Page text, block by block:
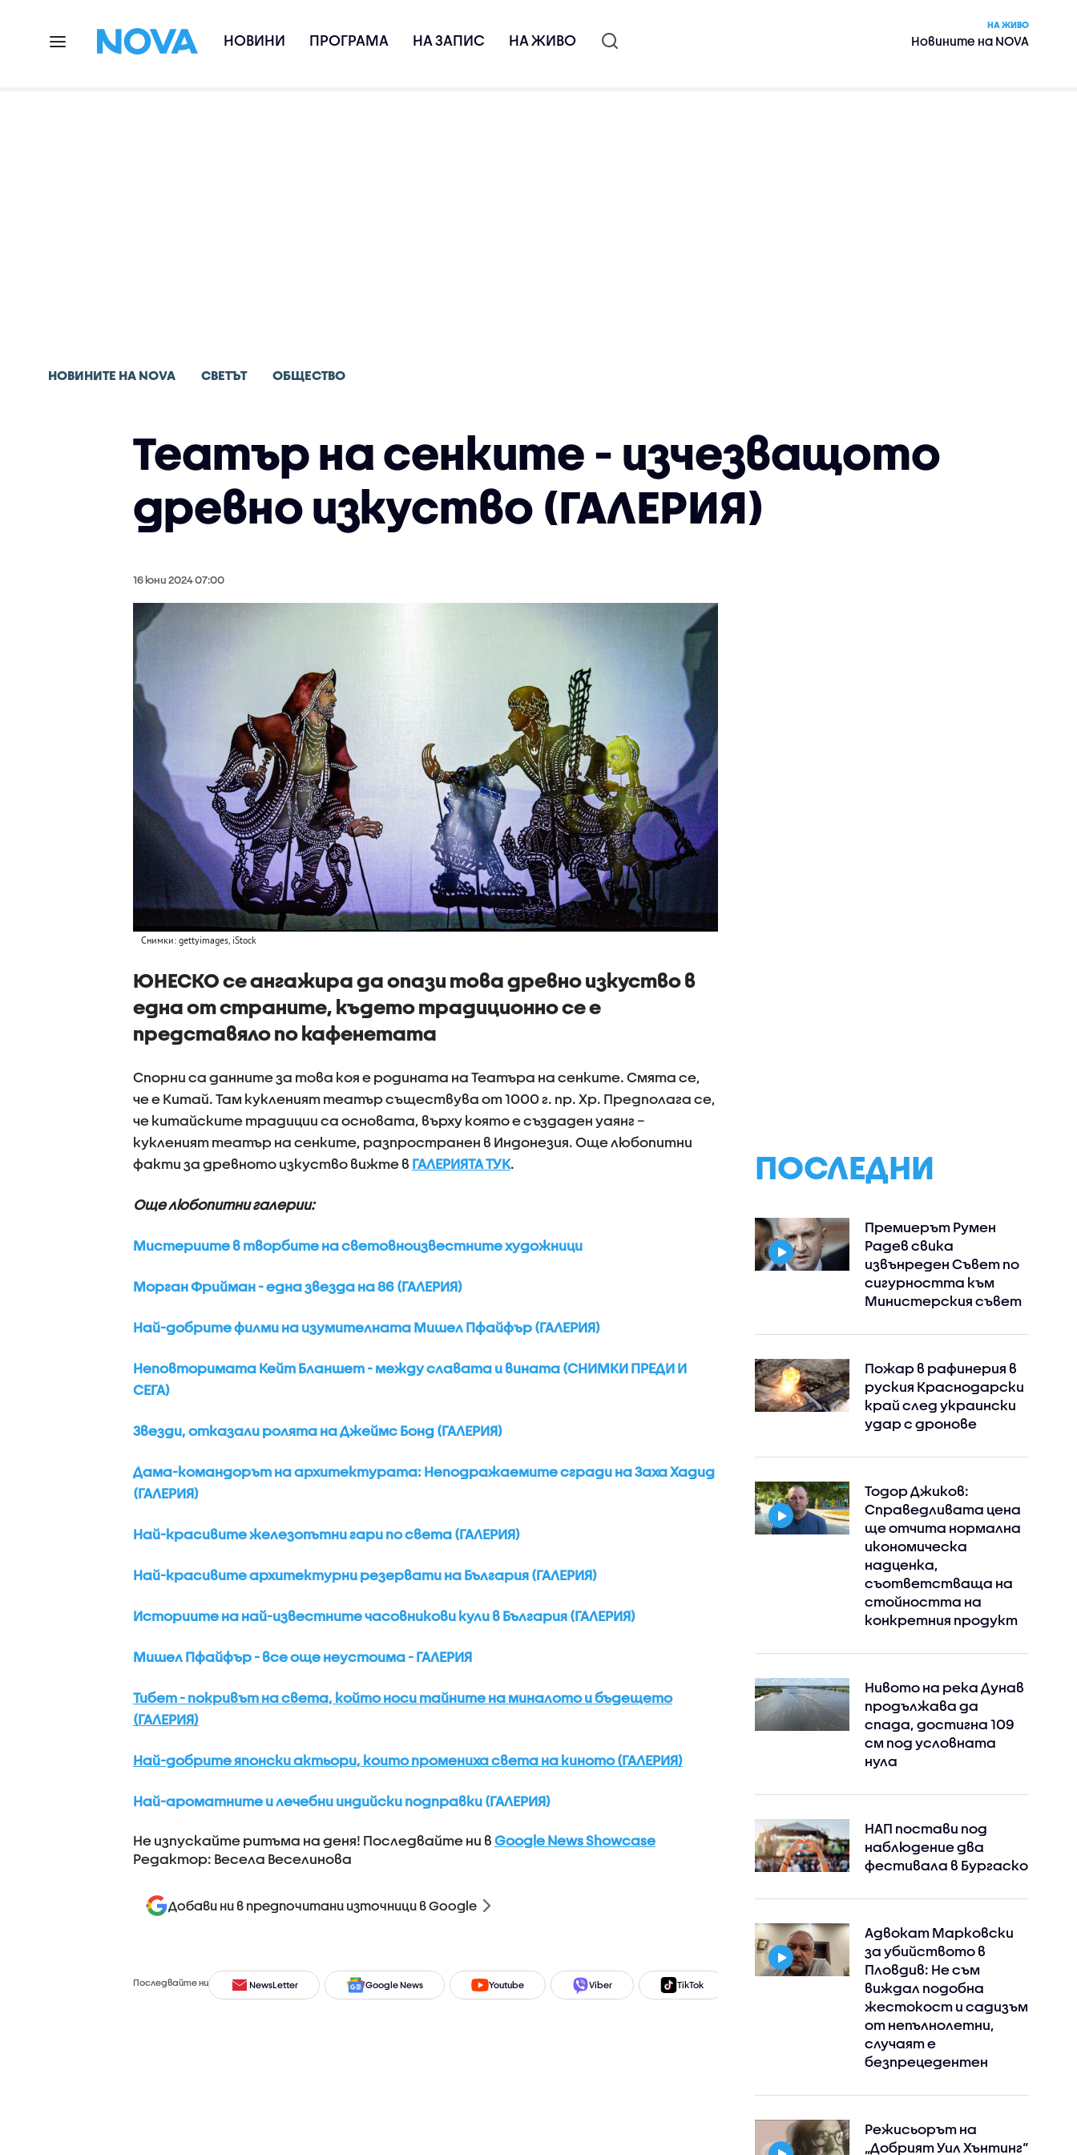
НОВИНИ ПРОГРАМА НА ЗАПИС НА ЖИВО
НА ЖИВО
Новините на NOVA
НОВИНИТЕ НА NOVA СВЕТЪТ ОБЩЕСТВО
Театър на сенките - изчезващото
древно изкуство (ГАЛЕРИЯ)
16 юни 2024 07:00
Снимки: gettyimages, iStock
ЮНЕСКО се ангажира да опази това древно изкуство в
една от страните, където традиционно се е
представяло по кафенетата
Спорни са данните за това коя е родината на Театъра на сенките. Смята се,
че е Китай. Там кукленият театър съществува от 1000 г. пр. Хр. Предполага се,
че китайските традиции са основата, върху която е създаден уаянг –
кукленият театър на сенките, разпространен в Индонезия. Още любопитни
факти за древното изкуство вижте в ГАЛЕРИЯТА ТУК.
Още любопитни галерии:
Мистериите в творбите на световноизвестните художници
Морган Фрийман - една звезда на 86 (ГАЛЕРИЯ)
Най-добрите филми на изумителната Мишел Пфайфър (ГАЛЕРИЯ)
Неповторимата Кейт Бланшет - между славата и вината (СНИМКИ ПРЕДИ И
СЕГА)
Звезди, отказали ролята на Джеймс Бонд (ГАЛЕРИЯ)
Дама-командорът на архитектурата: Неподражаемите сгради на Заха Хадид
(ГАЛЕРИЯ)
Най-красивите железопътни гари по света (ГАЛЕРИЯ)
Най-красивите архитектурни резервати на България (ГАЛЕРИЯ)
Историите на най-известните часовникови кули в България (ГАЛЕРИЯ)
Мишел Пфайфър - все още неустоима - ГАЛЕРИЯ
Тибет - покривът на света, който носи тайните на миналото и бъдещето
(ГАЛЕРИЯ)
Най-добрите японски актьори, които промениха света на киното (ГАЛЕРИЯ)
Най-ароматните и лечебни индийски подправки (ГАЛЕРИЯ)
Не изпускайте ритъма на деня! Последвайте ни в Google News Showcase
Редактор: Весела Веселинова
Добави ни в предпочитани източници в Google
Последвайте ни NewsLetter Google News Youtube Viber TikTok Facebook
ПОСЛЕДНИ
Премиерът Румен
Радев свика
извънреден Съвет по
сигурността към
Министерския съвет
Пожар в рафинерия в
руския Краснодарски
край след украински
удар с дронове
Тодор Джиков:
Справедливата цена
ще отчита нормална
икономическа
надценка,
съответстваща на
стойността на
конкретния продукт
Нивото на река Дунав
продължава да
спада, достигна 109
см под условната
нула
НАП постави под
наблюдение два
фестивала в Бургаско
Адвокат Марковски
за убийството в
Пловдив: Не съм
виждал подобна
жестокост и садизъм
от непълнолетни,
случаят е
безпрецедентен
Режисьорът на
„Добрият Уил Хънтинг“